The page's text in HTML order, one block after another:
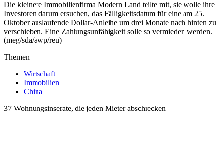
Die kleinere Immobilienfirma Modern Land teilte mit, sie wolle ihre
Investoren darum ersuchen, das Fälligkeitsdatum für eine am 25.
Oktober auslaufende Dollar-Anleihe um drei Monate nach hinten zu
verschieben. Eine Zahlungsunfähigkeit solle so vermieden werden.
(meg/sda/awp/reu)
Themen
Wirtschaft
Immobilien
China
37 Wohnungsinserate, die jeden Mieter abschrecken